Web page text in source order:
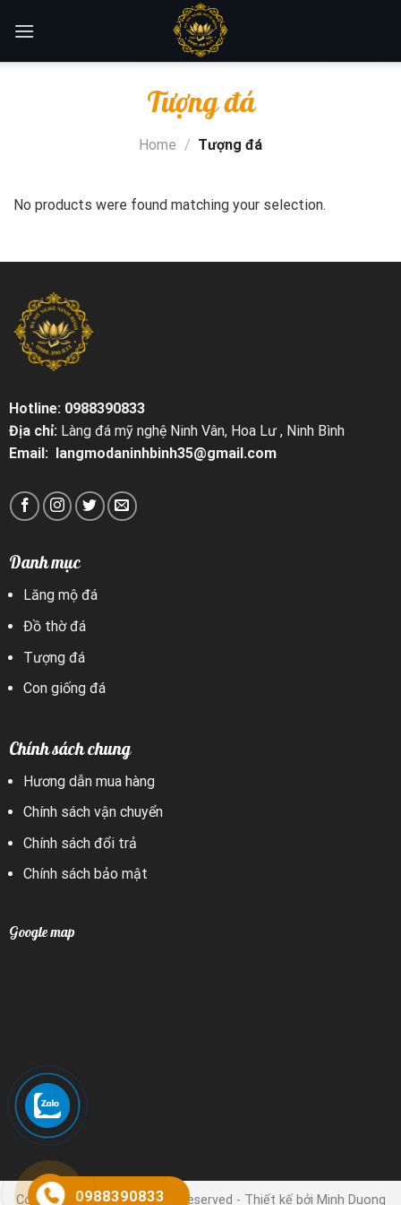
Tượng đá
Home / Tượng đá
No products were found matching your selection.
Hotline: 0988390833
Địa chỉ: Làng đá mỹ nghệ Ninh Vân, Hoa Lư , Ninh Bình
Email: langmodaninhbinh35@gmail.com
Danh mục
Lăng mộ đá
Đồ thờ đá
Tượng đá
Con giống đá
Chính sách chung
Hương dẫn mua hàng
Chính sách vận chuyển
Chính sách đổi trả
Chính sách bảo mật
Google map
Copyright 2024 © | All rights reserved - Thiết kế bởi Minh Duong
0988390833